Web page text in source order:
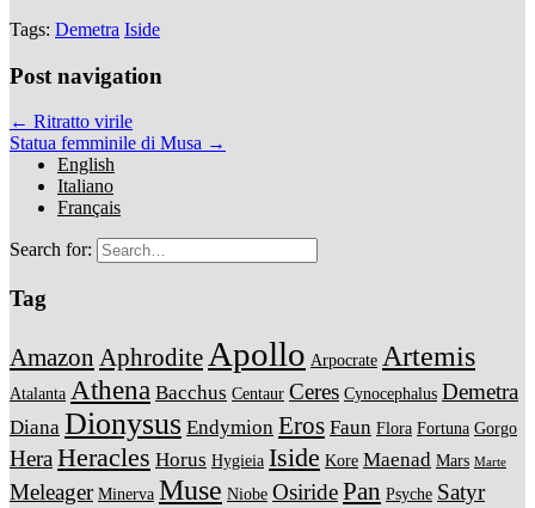
Tags: Demetra Iside
Post navigation
← Ritratto virile
Statua femminile di Musa →
English
Italiano
Français
Search for:
Tag
Amazon Aphrodite Apollo Arpocrate Artemis
Atalanta Athena Bacchus Centaur Ceres Cynocephalus Demetra
Diana Dionysus Endymion Eros Faun Flora Fortuna Gorgo
Hera Heracles Horus Hygieia Iside Kore Maenad Mars Marte
Meleager Minerva Muse Niobe OsiridePan Psyche Satyr